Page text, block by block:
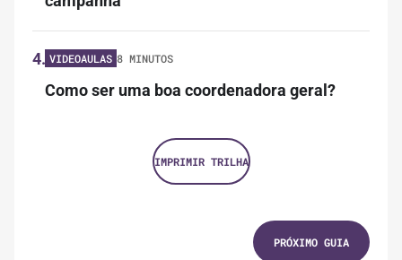
4. VIDEOAULAS 8 MINUTOS
Como ser uma boa coordenadora geral?
IMPRIMIR TRILHA
PRÓXIMO GUIA